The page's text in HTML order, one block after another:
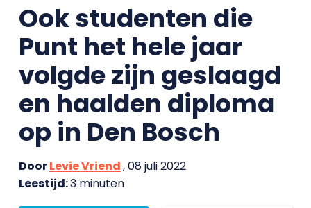
Ook studenten die
Punt het hele jaar
volgde zijn geslaagd
en haalden diploma
op in Den Bosch
DoorLevie Vriend, 08 juli 2022
Leestijd:3 minuten